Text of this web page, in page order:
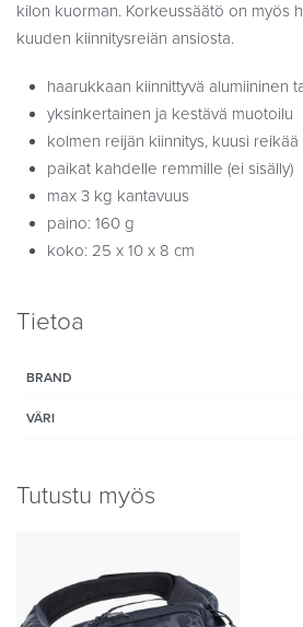
kilon kuorman. Korkeussäätö on myös
kuuden kiinnitysreiän ansiosta.
haarukkaan kiinnittyvä alumiininen
yksinkertainen ja kestävä muotoilu
kolmen reijän kiinnitys, kuusi
paikat kahdelle remmille (ei sisälly)
max 3 kg kantavuus
paino: 160 g
koko: 25 x 10 x 8 cm
Tietoa
BRAND
VÄRI
Tutustu myös